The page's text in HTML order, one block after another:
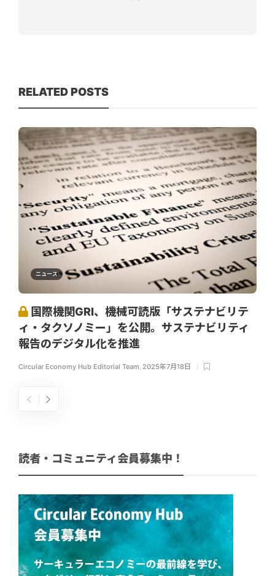
RELATED POSTS
ニュース
国際機関GRI、機械可読版「サステナビリテ
ィ・タクソノミー」を公開。サステナビリティ
報告のデジタル化を推進
Circular Economy Hub Editorial Team, 2025年7月18日
読者・コミュニティ会員募集中！